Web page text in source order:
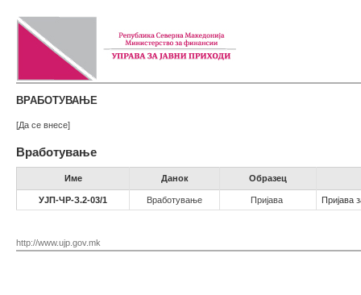
ВРАБОТУВАЊЕ
[Да се внесе]
Вработување
Име Данок Образец
УЈП-ЧР-З.2-03/1 Вработување Пријава Пријава
http://www.ujp.gov.mk